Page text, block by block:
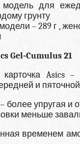
модель для
грунту
– 289 г ,
Gel-Cumulus 21
карточка Asics
и пяточной
более упругая и
меньше
временем